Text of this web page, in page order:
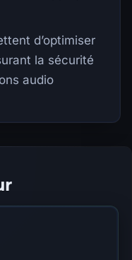
d’optimiser
la sécurité
audio